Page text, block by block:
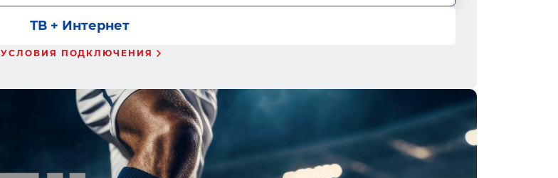
ТВ + Интернет
УСЛОВИЯ ПОДКЛЮЧЕНИЯ